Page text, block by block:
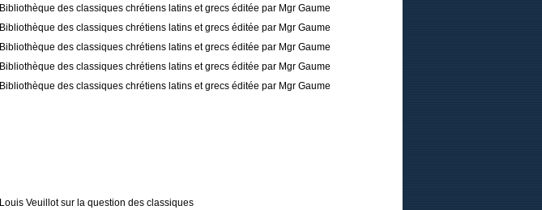
Bibliothèque des classiques chrétiens latins et grecs éditée par Mgr Gaume
Bibliothèque des classiques chrétiens latins et grecs éditée par Mgr Gaume
Bibliothèque des classiques chrétiens latins et grecs éditée par Mgr Gaume
Bibliothèque des classiques chrétiens latins et grecs éditée par Mgr Gaume
Bibliothèque des classiques chrétiens latins et grecs éditée par Mgr Gaume
Louis Veuillot sur la question des classiques